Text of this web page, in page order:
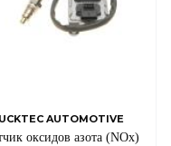
AUTOMOTIVE
оксидов азота (NOx)